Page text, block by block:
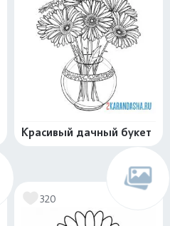
Красивый дачный букет
320